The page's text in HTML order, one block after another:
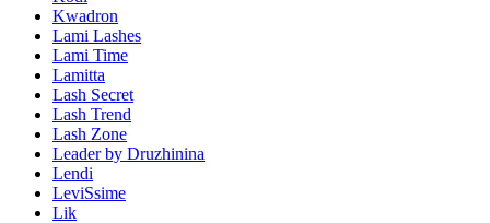
Kwadron
Lami Lashes
Lami Time
Lamitta
Lash Secret
Lash Trend
Lash Zone
Leader by Druzhinina
Lendi
LeviSsime
Lik